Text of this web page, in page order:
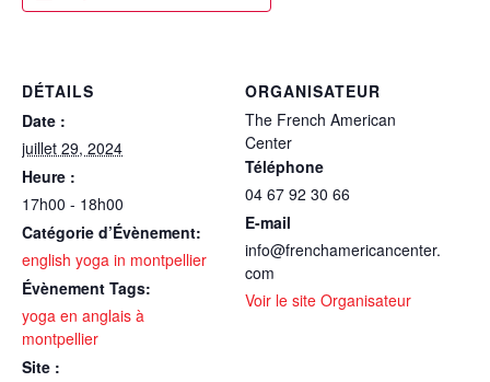
DÉTAILS
Date :
juillet 29, 2024
Heure :
17h00 - 18h00
Catégorie d’Évènement:
english yoga in montpellier
Évènement Tags:
yoga en anglais à
montpellier
Site :
ORGANISATEUR
The French American
Center
Téléphone
04 67 92 30 66
E-mail
info@frenchamericancenter.
com
Voir le site Organisateur